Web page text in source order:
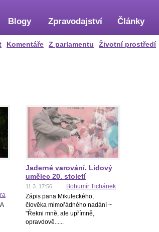
Komentáře Z parlamentu Životní prostředí
Blogy Zpravodajství Články
Jaderné varování. Lidový
umělec 20. století
11.3. 17:56
Bohumír Tichánek
Zápis pana Mikuleckého,
člověka mimořádného nadání ~
"Řekni mně, ale upřímně,
opravdově......